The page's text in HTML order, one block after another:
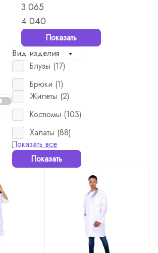
3 065
4 040
Показать
Вид изделия
Блузы (17)
Брюки (1)
Жилеты (2)
Костюмы (103)
Халаты (88)
Показать все
Показать